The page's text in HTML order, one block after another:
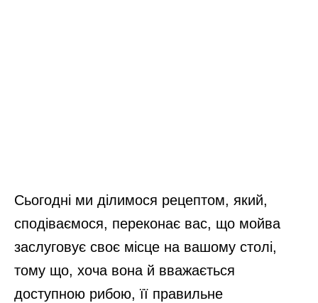
Сьогодні ми ділимося рецептом, який,
сподіваємося, переконає вас, що мойва
заслуговує своє місце на вашому столі,
тому що, хоча вона й вважається
доступною рибою, її правильне